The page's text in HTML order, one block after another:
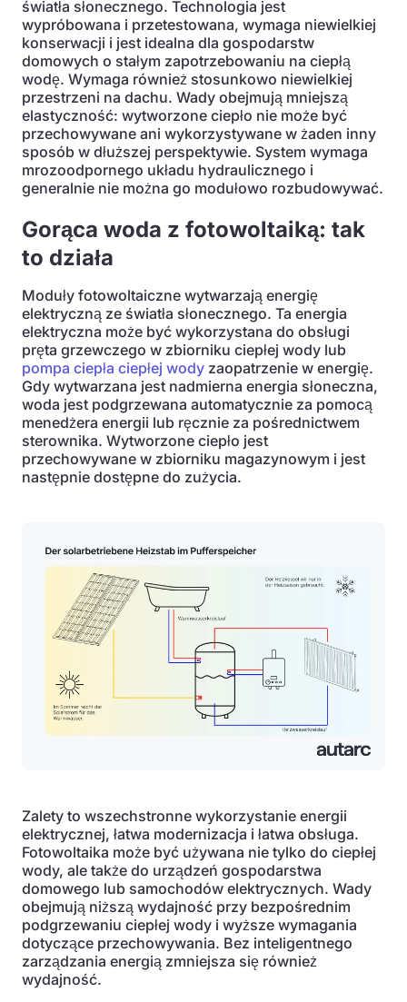
światła słonecznego. Technologia jest
wypróbowana i przetestowana, wymaga niewielkiej
konserwacji i jest idealna dla gospodarstw
domowych o stałym zapotrzebowaniu na ciepłą
wodę. Wymaga również stosunkowo niewielkiej
przestrzeni na dachu. Wady obejmują mniejszą
elastyczność: wytworzone ciepło nie może być
przechowywane ani wykorzystywane w żaden inny
sposób w dłuższej perspektywie. System wymaga
mrozoodpornego układu hydraulicznego i
generalnie nie można go modułowo rozbudowywać.
Gorąca woda z fotowoltaiką: tak
to działa
Moduły fotowoltaiczne wytwarzają energię
elektryczną ze światła słonecznego. Ta energia
elektryczna może być wykorzystana do obsługi
pręta grzewczego w zbiorniku ciepłej wody lub
pompa ciepła ciepłej wody zaopatrzenie w energię.
Gdy wytwarzana jest nadmierna energia słoneczna,
woda jest podgrzewana automatycznie za pomocą
menedżera energii lub ręcznie za pośrednictwem
sterownika. Wytworzone ciepło jest
przechowywane w zbiorniku magazynowym i jest
następnie dostępne do zużycia.
Zalety to wszechstronne wykorzystanie energii
elektrycznej, łatwa modernizacja i łatwa obsługa.
Fotowoltaika może być używana nie tylko do ciepłej
wody, ale także do urządzeń gospodarstwa
domowego lub samochodów elektrycznych. Wady
obejmują niższą wydajność przy bezpośrednim
podgrzewaniu ciepłej wody i wyższe wymagania
dotyczące przechowywania. Bez inteligentnego
zarządzania energią zmniejsza się również
wydajność.